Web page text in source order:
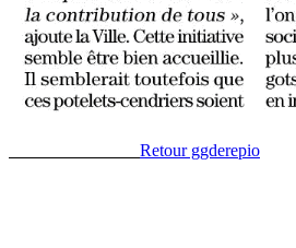
Retour ggderepio